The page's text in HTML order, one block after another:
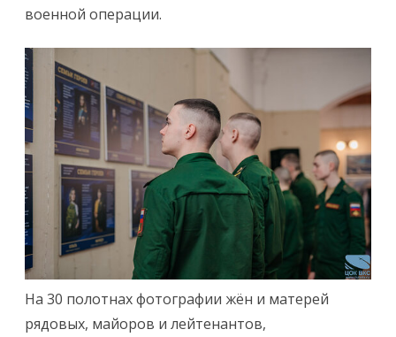
военной операции.
На 30 полотнах фотографии жён и матерей
рядовых, майоров и лейтенантов,